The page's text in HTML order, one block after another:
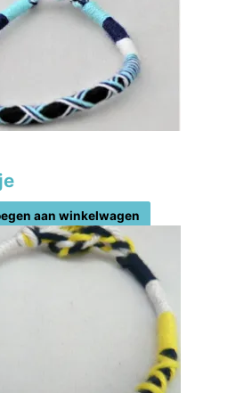
aan winkelwagen